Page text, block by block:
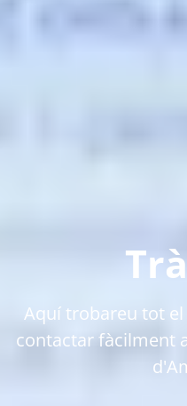
Aquí trobareu tot
contactar fàcilment